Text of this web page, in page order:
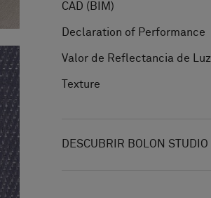
CAD (BIM)
Declaration of Performance
Valor de Reflectancia de Luz
Texture
DESCUBRIR BOLON STUDIO